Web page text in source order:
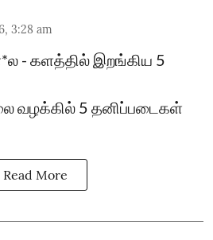
3:28 am
- களத்தில் இறங்கிய 5
வழக்கில் 5 தனிப்படைகள்
Read More